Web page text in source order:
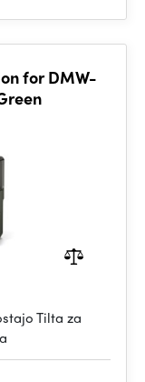
for DMW-
Tilta za